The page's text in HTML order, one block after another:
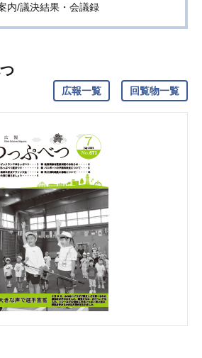
内/議決結果・会議録
広報一覧 回覧物一覧